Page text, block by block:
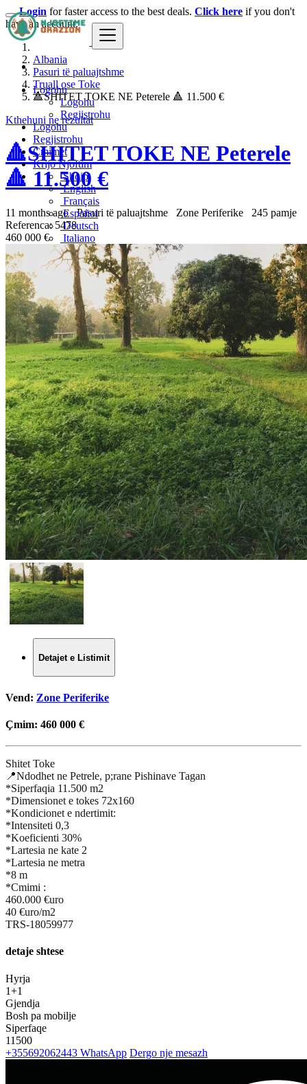
Logohu
Logohu
Regjistrohu
Logohu
Regjistrohu
Çmimet
Krijo Njoftim
Shqip
English
Français
Español
Deutsch
Italiano
Login for faster access to the best deals. Click here if you don't
have an account.
Albania
Pasuri të paluajtshme
Truall ose Toke
🔺️SHITET TOKE NE Peterele 🔺️ 11.500 €
Kthehuni ne rezultat
🔺️SHITET TOKE NE Peterele
🔺️ 11.500 €
11 months ago Pasuri të paluajtshme Zone Periferike
245 pamje
Referenca: 5478
460 000 €
Detajet e Listimit
Vend: Zone Periferike
Çmim: 460 000 €
Shitet Toke
📍Ndodhet ne Petrele, p;rane Pishinave Tagan
*Siperfaqia 11.500 m2
*Dimensionet e tokes 72x160
*Kondicionet e ndertimit:
*Intensiteti 0,3
*Koeficienti 30%
*Lartesia ne kate 2
*Lartesia ne metra
*8 m
*Cmimi :
460.000 €uro
40 €uro/m2
TRS-18059977
detaje shtese
Hyrja
1+1
Gjendja
Bosh pa mobilje
Siperfaqe
11500
+355692062443 WhatsApp Dergo nje mesazh